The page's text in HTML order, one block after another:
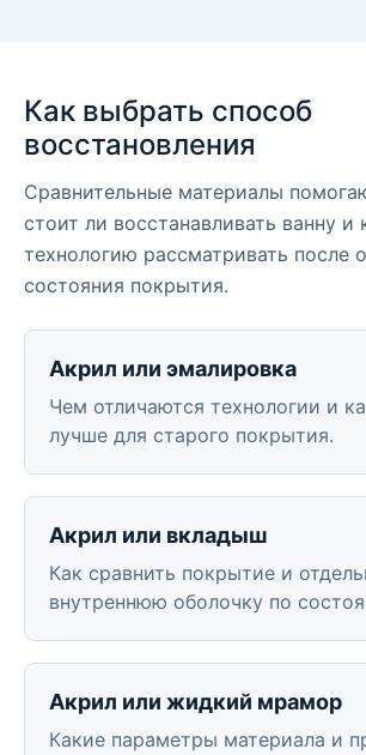
Как выбрать способ
восстановления
Сравнительные материалы
стоит ли восстанавливать ванну и
технологию рассматривать после
состояния покрытия.
Акрил или эмалировка
Чем отличаются технологии и
лучше для старого покрытия.
Акрил или вкладыш
Как сравнить покрытие и
внутреннюю оболочку по
Акрил или жидкий мрамор
Какие параметры материала и